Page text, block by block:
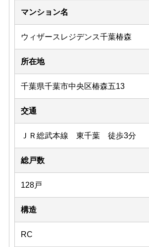
マンション名
ウィザースレジデンス千葉椿森
所在地
千葉県千葉市中央区椿森五13
交通
ＪＲ総武本線 東千葉 徒歩3分
総戸数
128戸
構造
RC